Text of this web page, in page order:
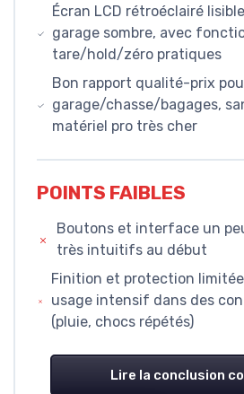
Écran LCD rétroéclairé
garage sombre, avec
tare/hold/zéro pratiques
Bon rapport qualité-prix
garage/chasse/bagages,
matériel pro très cher
POINTS FAIBLES
Boutons et interface un
très intuitifs au début
Finition et protection
usage intensif dans des
(pluie, chocs répétés)
Lire la conclusion